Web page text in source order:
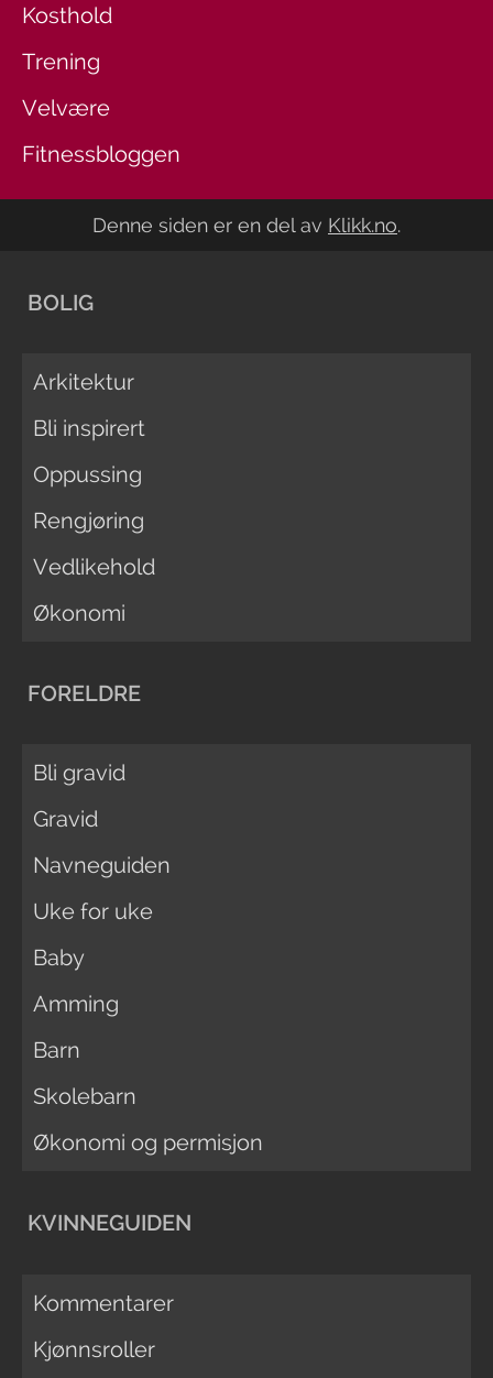
Kosthold
Trening
Velvære
Fitnessbloggen
Denne siden er en del av Klikk.no.
BOLIG
Arkitektur
Bli inspirert
Oppussing
Rengjøring
Vedlikehold
Økonomi
FORELDRE
Bli gravid
Gravid
Navneguiden
Uke for uke
Baby
Amming
Barn
Skolebarn
Økonomi og permisjon
KVINNEGUIDEN
Kommentarer
Kjønnsroller